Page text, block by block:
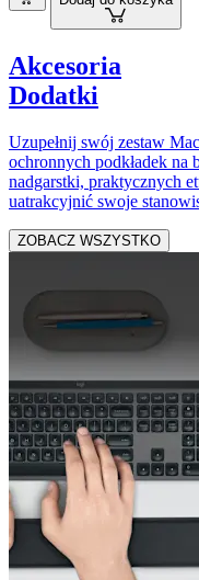
Akcesoria
Dodatki
Uzupełnij swój zestaw
ochronnych podkładek na
nadgarstki, praktycznych
uatrakcyjnić swoje
ZOBACZ WSZYSTKO